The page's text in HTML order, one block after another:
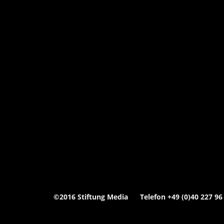
©2016 Stiftung Media Telefon +49 (0)40 227 96